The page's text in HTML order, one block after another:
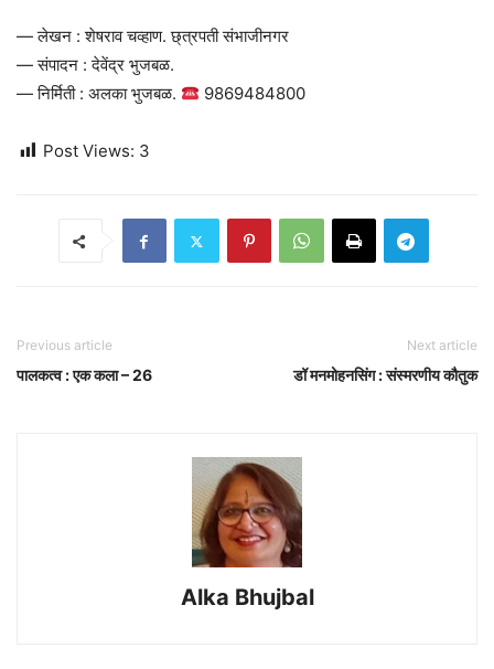
— लेखन : शेषराव चव्हाण. छ्त्रपती संभाजीनगर
— संपादन : देवेंद्र भुजबळ.
— निर्मिती : अलका भुजबळ.
9869484800
Post Views: 3
Previous article
पालकत्व : एक कला – 26
Next article
डॉ मनमोहनसिंग : संस्मरणीय कौतुक
Alka Bhujbal